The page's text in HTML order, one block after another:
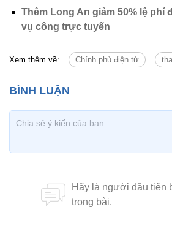
Thêm Long An giảm 50% lệ phí
vụ công trực tuyến
Xem thêm về: Chính phủ điện tử